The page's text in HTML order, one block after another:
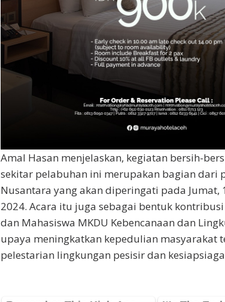
Amal Hasan menjelaskan, kegiatan bersih-
sekitar pelabuhan ini merupakan bagian dari
Nusantara yang akan diperingati pada Jumat,
2024. Acara itu juga sebagai bentuk kontribusi
dan Mahasiswa MKDU Kebencanaan dan
upaya meningkatkan kepedulian masyarakat
pelestarian lingkungan pesisir dan